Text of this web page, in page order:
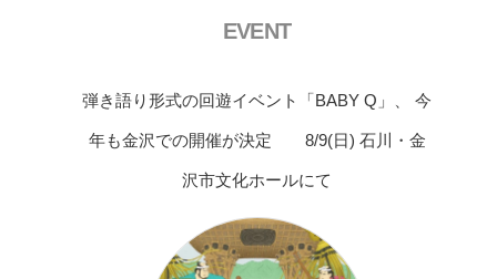
EVENT
弾き語り形式の回遊イベント「BABY Q」、 今
年も金沢での開催が決定 8/9(日) 石川・金
沢市文化ホールにて